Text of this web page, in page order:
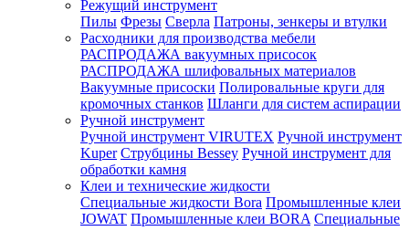
Режущий инструмент
Пилы Фрезы Сверла Патроны, зенкеры и втулки
Расходники для производства мебели
РАСПРОДАЖА вакуумных присосок
РАСПРОДАЖА шлифовальных материалов
Вакуумные присоски Полировальные круги для
кромочных станков Шланги для систем аспирации
Ручной инструмент
Ручной инструмент VIRUTEX Ручной инструмент
Kuper Струбцины Bessey Ручной инструмент для
обработки камня
Клеи и технические жидкости
Специальные жидкости Bora Промышленные клеи
JOWAT Промышленные клеи BORA Специальные